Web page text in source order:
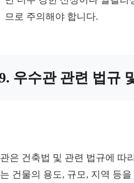
므로 주의해야 합니다.
우수관 관련 법규
은 건축법 및 관련 법규에 따
건물의 용도, 규모, 지역 등